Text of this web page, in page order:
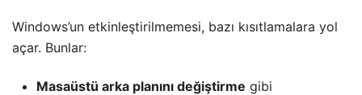
Windows’un etkinleştirilmemesi, bazı kısıtlamalara yol
açar. Bunlar:
Masaüstü arka planını değiştirme gibi